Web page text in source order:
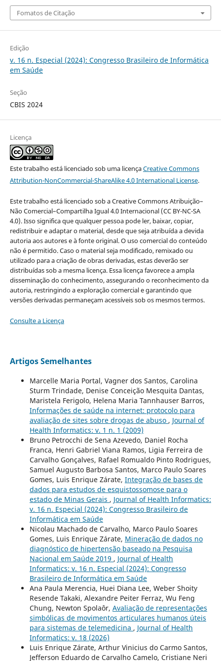
Fomatos de Citação
Edição
v. 16 n. Especial (2024): Congresso Brasileiro de Informática
em Saúde
Seção
CBIS 2024
Licença
Este trabalho está licenciado sob uma licençaCreative Commons
Attribution-NonCommercial-ShareAlike 4.0 International License.
Este trabalho está licenciado sob a Creative Commons Atribuição–
Não Comercial–Compartilha Igual 4.0 Internacional (CC BY-NC-SA
4.0). Isso significa que qualquer pessoa pode ler, baixar, copiar,
redistribuir e adaptar o material, desde que seja atribuída a devida
autoria aos autores e à fonte original. O uso comercial do conteúdo
não é permitido. Caso o material seja modificado, remixado ou
utilizado para a criação de obras derivadas, estas deverão ser
distribuídas sob a mesma licença. Essa licença favorece a ampla
disseminação do conhecimento, assegurando o reconhecimento da
autoria, restringindo a exploração comercial e garantindo que
versões derivadas permaneçam acessíveis sob os mesmos termos.
Consulte a Licença
Artigos Semelhantes
Marcelle Maria Portal, Vagner dos Santos, Carolina
Sturm Trindade, Denise Conceição Mesquita Dantas,
Maristela Ferigolo, Helena Maria Tannhauser Barros,
Informações de saúde na internet: protocolo para
avaliação de sites sobre drogas de abuso , Journal of
Health Informatics: v. 1 n. 1 (2009)
Bruno Petrocchi de Sena Azevedo, Daniel Rocha
Franca, Henri Gabriel Viana Ramos, Ligia Ferreira de
Carvalho Gonçalves, Rafael Romualdo Pinto Rodrigues,
Samuel Augusto Barbosa Santos, Marco Paulo Soares
Gomes, Luis Enrique Zárate, Integração de bases de
dados para estudos de esquistossomose para o
estado de Minas Gerais , Journal of Health Informatics:
v. 16 n. Especial (2024): Congresso Brasileiro de
Informática em Saúde
Nicolau Machado de Carvalho, Marco Paulo Soares
Gomes, Luis Enrique Zárate, Mineração de dados no
diagnóstico de hipertensão baseado na Pesquisa
Nacional em Saúde 2019 , Journal of Health
Informatics: v. 16 n. Especial (2024): Congresso
Brasileiro de Informática em Saúde
Ana Paula Merencia, Huei Diana Lee, Weber Shoity
Resende Takaki, Alexandre Peiter Ferraz, Wu Feng
Chung, Newton Spolaôr, Avaliação de representações
simbólicas de movimentos articulares humanos úteis
para sistemas de telemedicina , Journal of Health
Informatics: v. 18 (2026)
Luis Enrique Zárate, Arthur Vinicius do Carmo Santos,
Jefferson Eduardo de Carvalho Camelo, Cristiane Neri